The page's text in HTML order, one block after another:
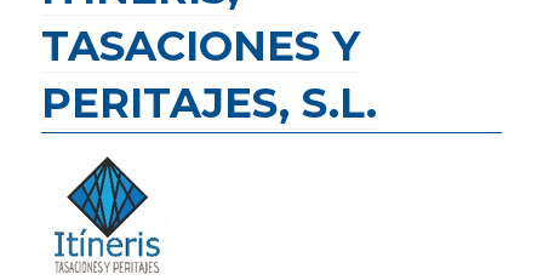
TASACIONES Y
PERITAJES, S.L.